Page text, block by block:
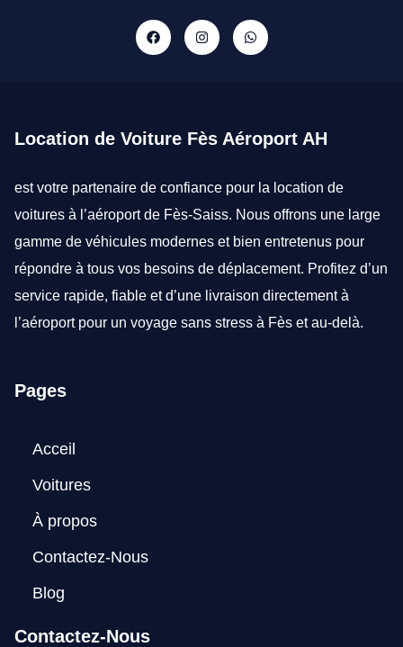
Location de Voiture Fès Aéroport AH
est votre partenaire de confiance pour la location de
voitures à l’aéroport de Fès-Saiss. Nous offrons une large
gamme de véhicules modernes et bien entretenus pour
répondre à tous vos besoins de déplacement. Profitez d’un
service rapide, fiable et d’une livraison directement à
l’aéroport pour un voyage sans stress à Fès et au-delà.
Pages
Acceil
Voitures
À propos
Contactez-Nous
Blog
Contactez-Nous